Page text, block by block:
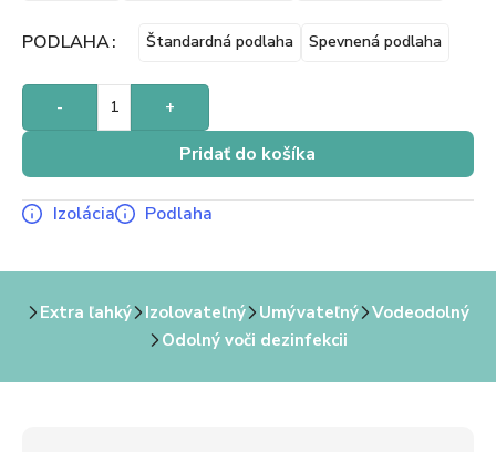
PODLAHA Štandardná podlaha Spevnená podlaha
- +
Pridať do košíka
Izolácia Podlaha
Extra ľahký Izolovateľný Umývateľný
Vodeodolný
Odolný voči dezinfekcii